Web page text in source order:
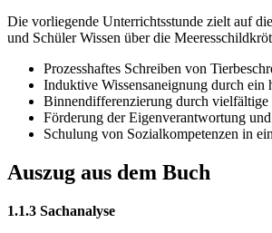
Die vorliegende Unterrichtsstunde zielt auf
und Schüler Wissen über die
Prozesshaftes Schreiben von
Induktive Wissensaneignung durch ein
Binnendifferenzierung durch vielfältige
Förderung der Eigenverantwortung
Schulung von Sozialkompetenzen in
Auszug aus dem Buch
1.1.3 Sachanalyse